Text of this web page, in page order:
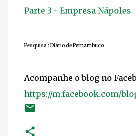
Parte 3 - Empresa Nápoles
Pesquisa : Diário de Pernambuco
Acompanhe o blog no
https://m.facebook.com/